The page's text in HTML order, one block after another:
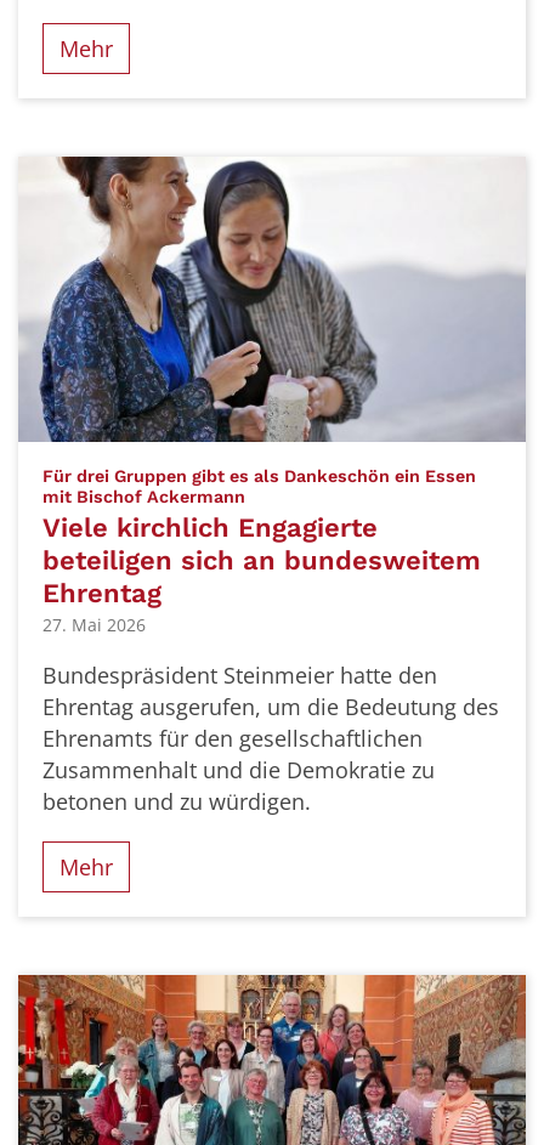
Mehr
Für drei Gruppen gibt es als Dankeschön ein Essen
mit Bischof Ackermann
Viele kirchlich Engagierte
beteiligen sich an bundesweitem
Ehrentag
27. Mai 2026
Bundespräsident Steinmeier hatte den
Ehrentag ausgerufen, um die Bedeutung des
Ehrenamts für den gesellschaftlichen
Zusammenhalt und die Demokratie zu
betonen und zu würdigen.
Mehr